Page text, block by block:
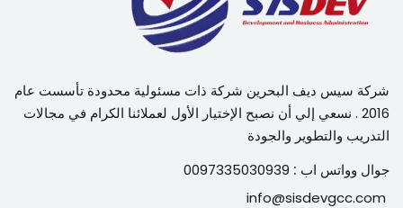
شركة سيس ديف البحرين شركة ذات مسئولية محدودة تأسست عام
2016 . نسعي إلي أن نصبح الإختيار الأول لعملائنا الكرام في مجالات
التدريب والتطوير والجودة
جوال وواتس اب :
info@sisdevgcc.com